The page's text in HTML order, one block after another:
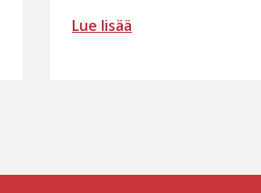
Lue lisää